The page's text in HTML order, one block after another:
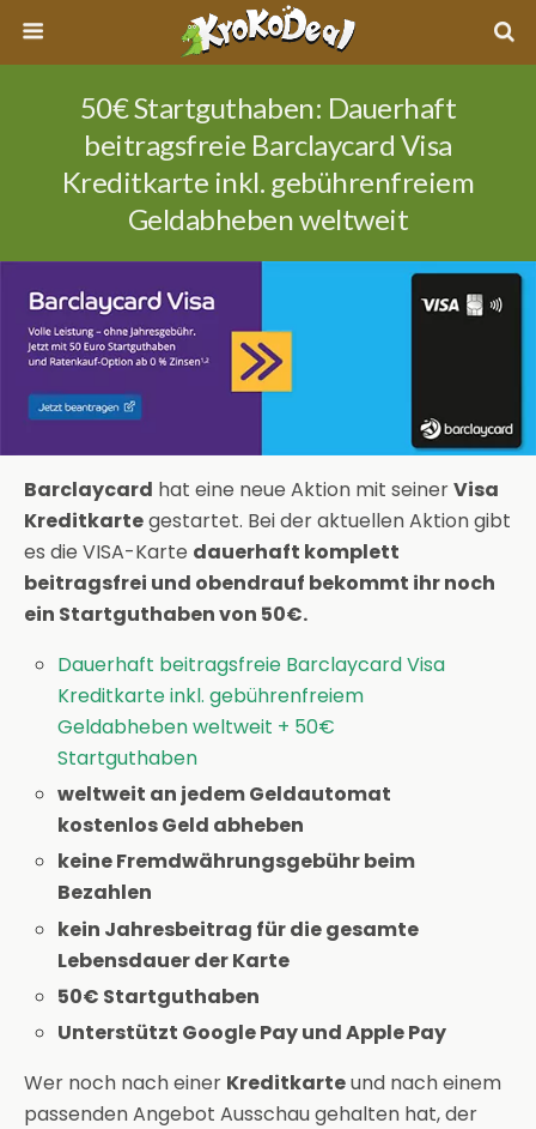
50€ Startguthaben: Dauerhaft
beitragsfreie Barclaycard Visa
Kreditkarte inkl. gebührenfreiem
Geldabheben weltweit
Barclaycard hat eine neue Aktion mit seinerVisa
Kreditkartegestartet. Bei der aktuellen Aktion gibt
es die VISA-Karte dauerhaft komplett
beitragsfrei und obendrauf bekommt ihr noch
ein Startguthaben von 50€.
Dauerhaft beitragsfreie Barclaycard Visa
Kreditkarte inkl. gebührenfreiem
Geldabheben weltweit + 50€
Startguthaben
weltweit an jedem Geldautomat
kostenlos Geld abheben
keine Fremdwährungsgebühr beim
Bezahlen
kein Jahresbeitrag für die gesamte
Lebensdauer der Karte
50€ Startguthaben
Unterstützt Google Pay und Apple Pay
Wer noch nach einer Kreditkarteund nach einem
passenden Angebot Ausschau gehalten hat, der